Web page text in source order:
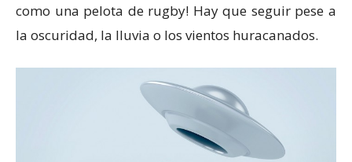
como una pelota de rugby! Hay que seguir pese a
la oscuridad, la lluvia o los vientos huracanados.